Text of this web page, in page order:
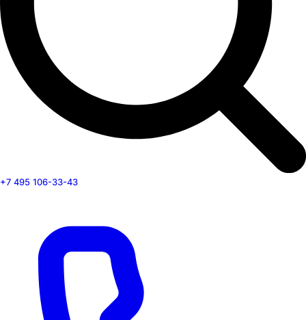
+7 495 106-33-43